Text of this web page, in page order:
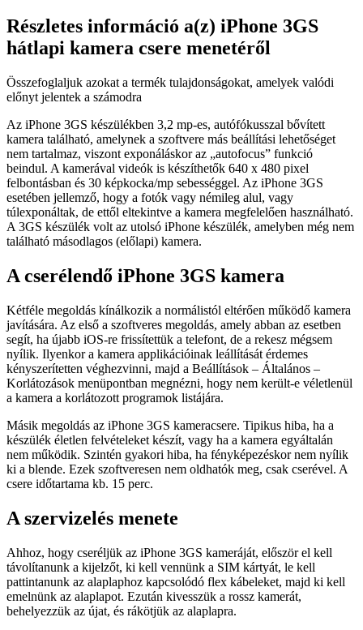
Részletes információ a(z) iPhone 3GS
hátlapi kamera csere menetéről
Összefoglaljuk azokat a termék tulajdonságokat, amelyek valódi
előnyt jelentek a számodra
Az iPhone 3GS készülékben 3,2 mp-es, autófókusszal bővített
kamera található, amelynek a szoftvere más beállítási lehetőséget
nem tartalmaz, viszont exponáláskor az „autofocus” funkció
beindul. A kamerával videók is készíthetők 640 x 480 pixel
felbontásban és 30 képkocka/mp sebességgel. Az iPhone 3GS
esetében jellemző, hogy a fotók vagy némileg alul, vagy
túlexponáltak, de ettől eltekintve a kamera megfelelően használható.
A 3GS készülék volt az utolsó iPhone készülék, amelyben még nem
található másodlagos (előlapi) kamera.
A cserélendő iPhone 3GS kamera
Kétféle megoldás kínálkozik a normálistól eltérően működő kamera
javítására. Az első a szoftveres megoldás, amely abban az esetben
segít, ha újabb iOS-re frissítettük a telefont, de a rekesz mégsem
nyílik. Ilyenkor a kamera applikációinak leállítását érdemes
kényszerítetten véghezvinni, majd a Beállítások – Általános –
Korlátozások menüpontban megnézni, hogy nem került-e véletlenül
a kamera a korlátozott programok listájára.
Másik megoldás az iPhone 3GS kameracsere. Tipikus hiba, ha a
készülék életlen felvételeket készít, vagy ha a kamera egyáltalán
nem működik. Szintén gyakori hiba, ha fényképezéskor nem nyílik
ki a blende. Ezek szoftveresen nem oldhatók meg, csak cserével. A
csere időtartama kb. 15 perc.
A szervizelés menete
Ahhoz, hogy cseréljük az iPhone 3GS kameráját, először el kell
távolítanunk a kijelzőt, ki kell vennünk a SIM kártyát, le kell
pattintanunk az alaplaphoz kapcsolódó flex kábeleket, majd ki kell
emelnünk az alaplapot. Ezután kivesszük a rossz kamerát,
behelyezzük az újat, és rákötjük az alaplapra.